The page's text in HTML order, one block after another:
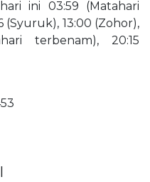
ini 03:59 (Matahari
(Syuruk), 13:00 (Zohor),
terbenam), 20:15